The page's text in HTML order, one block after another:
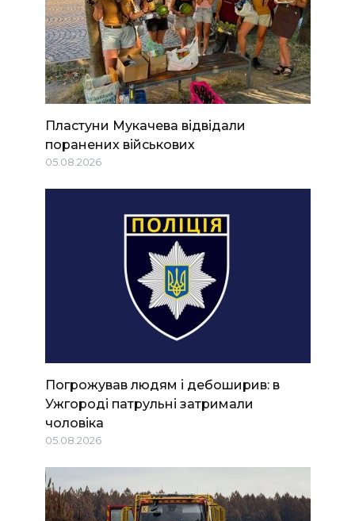
Пластуни Мукачева відвідали
поранених військових
05.08.2026
Погрожував людям і дебоширив: в
Ужгороді патрульні затримали
чоловіка
05.08.2026